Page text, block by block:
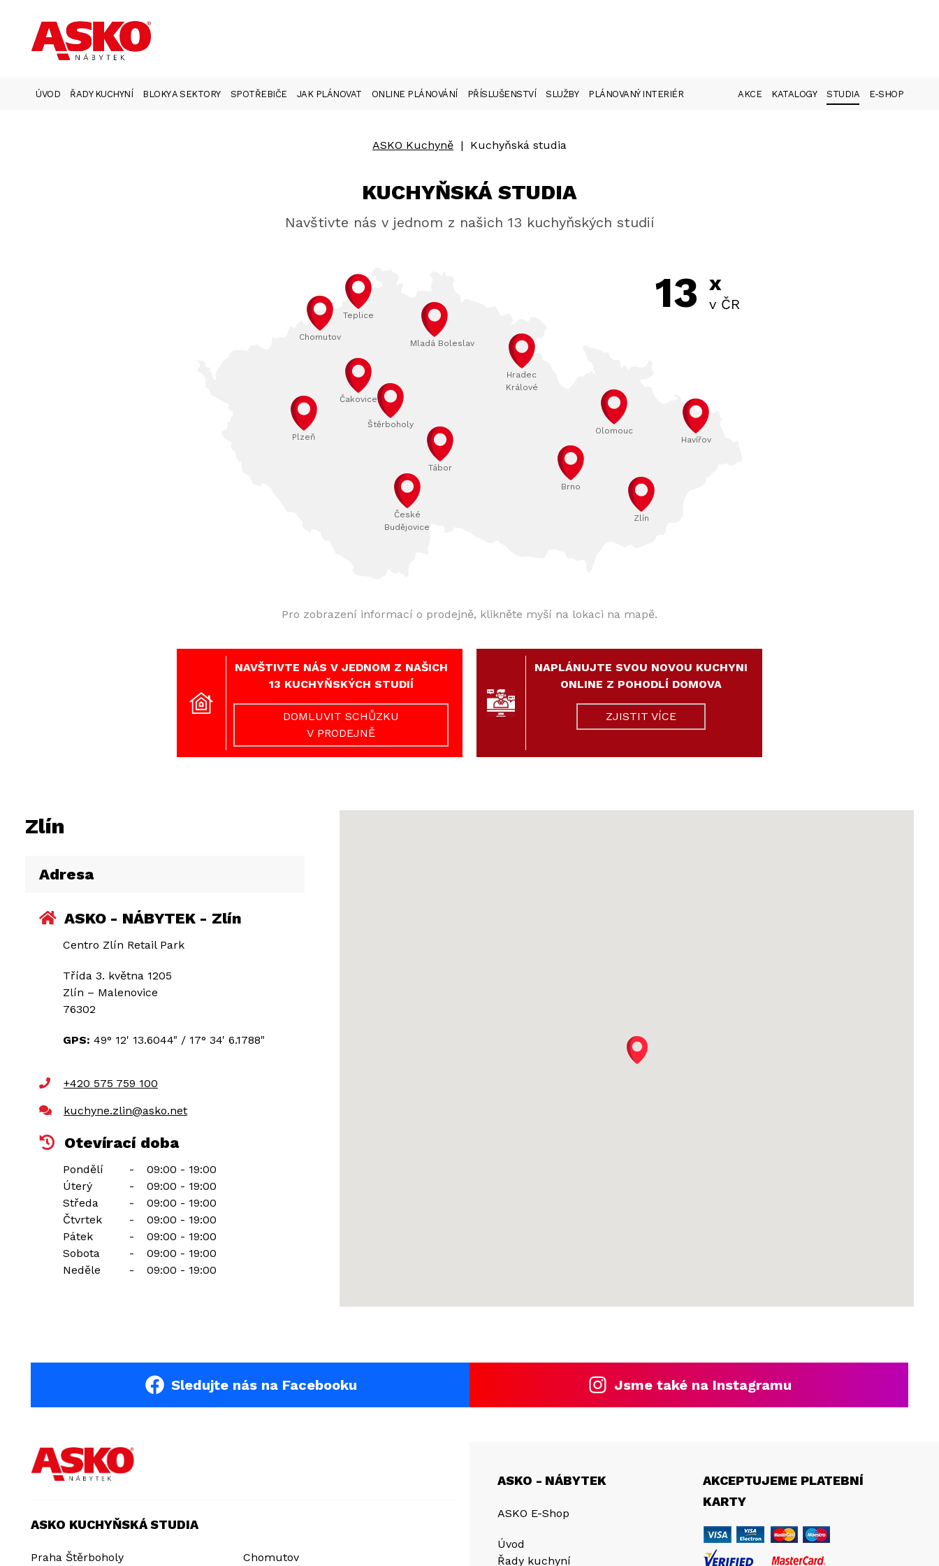
ÚVOD ŘADY KUCHYNÍ BLOKY A SEKTORY SPOTŘEBIČE JAK PLÁNOVAT ONLINE PLÁNOVÁNÍ PŘÍSLUŠENSTVÍ SLUŽBY PLÁNOVANÝ INTERIÉR AKCE KATALOGY STUDIA E-SHOP
ASKO Kuchyně | Kuchyňská studia
KUCHYŇSKÁ STUDIA
Navštivte nás v jednom z našich 13 kuchyňských studií
Štěrboholy
Plzeň
Teplice
Zlín
Tábor
Chomutov
České
Budějovice
Hradec
Králové
Mladá Boleslav
Olomouc
Havířov
Brno
Čakovice
13 x
v ČR
Pro zobrazení informací o prodejně, klikněte myší na lokaci na mapě.
NAVŠTIVTE NÁS V JEDNOM Z NAŠICH
13 KUCHYŇSKÝCH STUDIÍ
DOMLUVIT SCHŮZKU
V PRODEJNĚ
NAPLÁNUJTE SVOU NOVOU KUCHYNI
ONLINE Z POHODLÍ DOMOVA
ZJISTIT VÍCE
Zlín
Adresa
ASKO - NÁBYTEK - Zlín
Centro Zlín Retail Park
Třída 3. května 1205
Zlín – Malenovice
76302
GPS: 49° 12' 13.6044" / 17° 34' 6.1788"
+420 575 759 100
kuchyne.zlin@asko.net
Otevírací doba
Pondělí -
09:00 - 19:00
Úterý
-
09:00 - 19:00
Středa
-
09:00 - 19:00
Čtvrtek
-
09:00 - 19:00
Pátek
-
09:00 - 19:00
Sobota
-
09:00 - 19:00
Neděle
- 09:00 - 19:00
Sledujte nás na Facebooku Jsme také na Instagramu
ASKO KUCHYŇSKÁ STUDIA
Praha Štěrboholy Chomutov
ASKO - NÁBYTEK
ASKO E-Shop
Úvod
Řady kuchyní
AKCEPTUJEME PLATEBNÍ
KARTY